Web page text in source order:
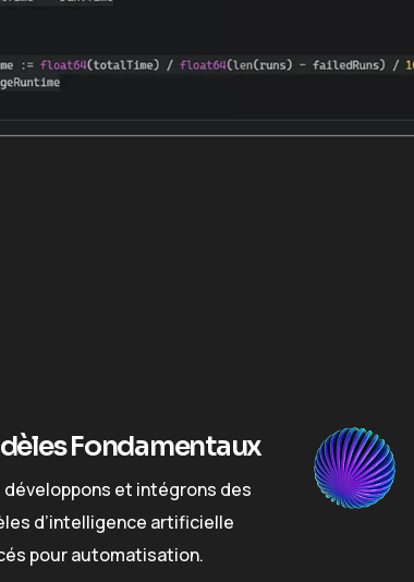
Fondamentaux
développons et intégrons des
d’intelligence artificielle
pour automatisation.